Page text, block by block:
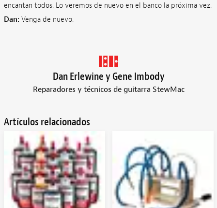
encantan todos. Lo veremos de nuevo en el banco la próxima vez.
Dan: Venga de nuevo.
Dan Erlewine y Gene Imbody
Reparadores y técnicos de guitarra StewMac
Artículos relacionados